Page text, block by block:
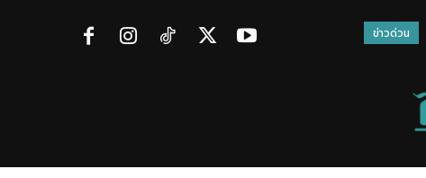
ข่าวด่วน